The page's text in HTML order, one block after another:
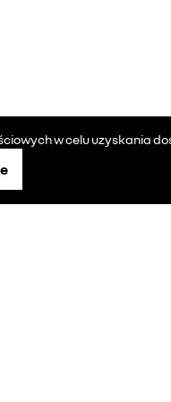
w celu uzyskania